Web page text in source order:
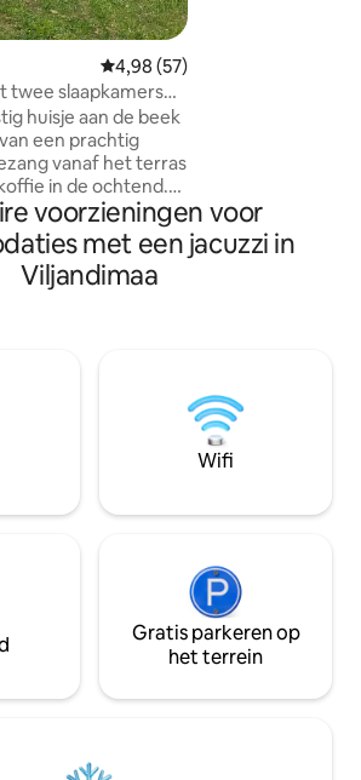
Gemiddelde beoordeling van
4,98 (57)
twee slaapkamers
huisje aan de beek
een prachtig
vanaf het terras
in de ochtend.
biedt gratis
WiFi en
accommodaties. De
keuken is voorzien
Brandhout voor het
is € 5,- per zak
€ 20,-
personen voor €
perfecte
voorzieningen voor
met een jacuzzi in
Viljandimaa
Wifi
Gratis parkeren op
het terrein